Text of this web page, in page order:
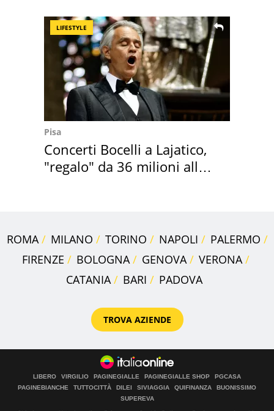
LIFESTYLE
Pisa
Concerti Bocelli a Lajatico,
"regalo" da 36 milioni alla
ROMA MILANO TORINO NAPOLI
PALERMO
FIRENZE
BOLOGNA GENOVA
VERONA
CATANIA
BARI PADOVA
TROVA AZIENDE
LIBERO VIRGILIO PAGINEGIALLE PAGINEGIALLE SHOP
PGCASA
PAGINEBIANCHE
TUTTOCITTÀ DILEI SIVIAGGIA QUIFINANZA
BUONISSIMO
SUPEREVA